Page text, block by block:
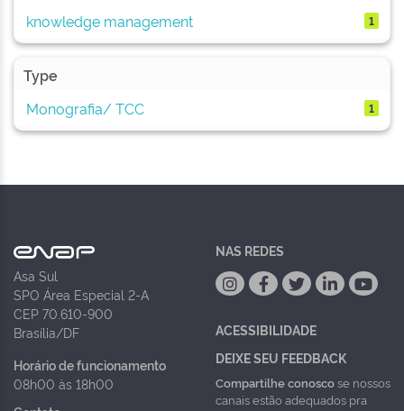
knowledge management 1
Type
Monografia/ TCC
1
Asa Sul
SPO Área Especial 2-A
CEP 70.610-900
Brasília/DF
Horário de funcionamento
08h00 às 18h00
NAS REDES
ACESSIBILIDADE
DEIXE SEU FEEDBACK
Compartilhe conoscose nossos
canais estão adequados pra